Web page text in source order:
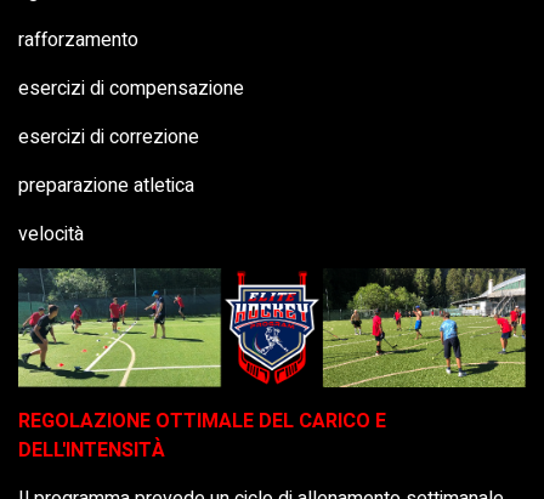
rafforzamento
esercizi di compensazione
esercizi di correzione
preparazione atletica
velocità
REGOLAZIONE OTTIMALE DEL CARICO E
DELL'INTENSITÀ